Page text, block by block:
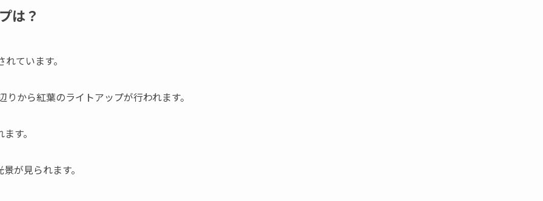
は？
ています。
から紅葉のライトアップが行われます。
す。
が見られます。